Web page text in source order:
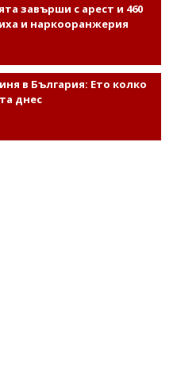
завърши с арест и 460
и наркооранжерия
в България: Ето колко
днес